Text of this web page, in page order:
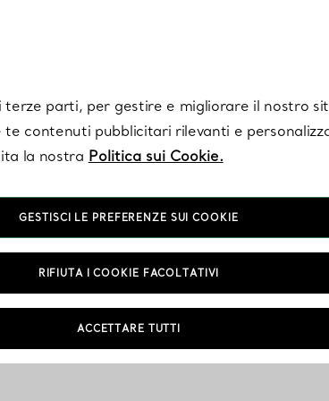
Gli oggetti per la
terze parti, per gestire e migliorare il nostro
contenuti pubblicitari rilevanti e
la nostra Politica sui Cookie.
GESTISCI LE PREFERENZE SUI COOKIE
RIFIUTA I COOKIE FACOLTATIVI
ACCETTARE TUTTI